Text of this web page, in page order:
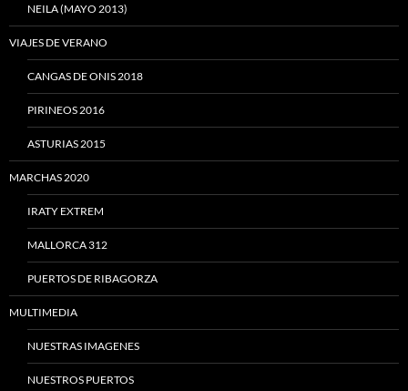
NEILA (MAYO 2013)
VIAJES DE VERANO
CANGAS DE ONIS 2018
PIRINEOS 2016
ASTURIAS 2015
MARCHAS 2020
IRATY EXTREM
MALLORCA 312
PUERTOS DE RIBAGORZA
MULTIMEDIA
NUESTRAS IMAGENES
NUESTROS PUERTOS